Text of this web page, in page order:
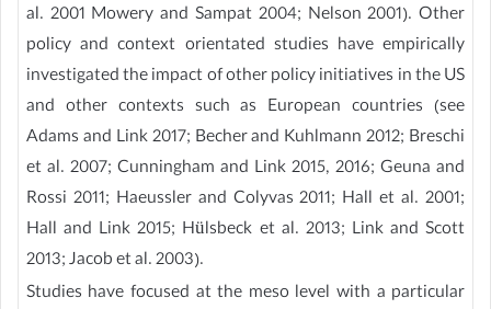
al. 2001 Mowery and Sampat 2004; Nelson 2001). Other
policy and context orientated studies have empirically
investigated the impact of other policy initiatives in the US
and other contexts such as European countries (see
Adams and Link 2017; Becher and Kuhlmann 2012; Breschi
et al. 2007; Cunningham and Link 2015, 2016; Geuna and
Rossi 2011; Haeussler and Colyvas 2011; Hall et al. 2001;
Hall and Link 2015; Hülsbeck et al. 2013; Link and Scott
2013; Jacob et al. 2003).
Studies have focused at the meso level with a particular